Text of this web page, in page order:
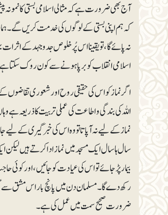
آج بھی ضرورت ہے کہ مثالی اسلامی بستی کا
کہ ہم اپنی بستی کے لوگوں کی خدمت کریں گے۔
نہ پائے گا، تو یقینا اس پُرخلوص جدوجہد کے
اسلامی انقلاب کو برپا ہونے سے کون روک سکتا
اگر نماز کو اس کی حقیقی روح اور شعوری تقاضوں
اللہ کی بندگی و اطاعت کی عملی تربیت کا ذریعہ
نماز کے لیے نہ آپاتا تو وہ اس کی خبرگیری کے لیے
سال ہا سال ایک مسجد میں نماز ادا کرتے ہیں
بیمار پڑجائے تو اس کی عیادت کو جائیں، اور کوئی
رکھ دے گا۔ مسلمان دن میں پانچ بار اس مشق سے
ضرورت صحیح سمت میں عمل کی ہے۔